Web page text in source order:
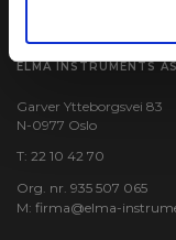
ELMA INSTRUMENTS
Garver Ytteborgsvei 83
N-0977 Oslo
T: 22 10 42 70
Org. nr. 935 507 065
M: firma@elma-